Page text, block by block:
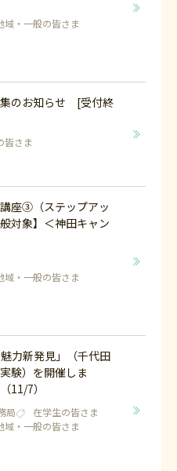
域・一般の皆さま
集のお知らせ [受付終
皆さま
座③（ステップアッ
対象】＜神田キャン
域・一般の皆さま
力新発見」（千代田
験）を開催しま
11/7）
局
在学生の皆さま
域・一般の皆さま